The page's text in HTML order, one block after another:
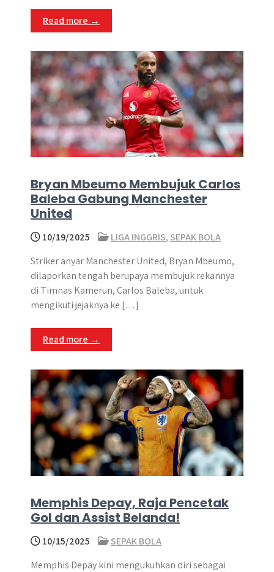
Read more →
Bryan Mbeumo Membujuk Carlos
Baleba Gabung Manchester
United
10/19/2025 LIGA INGGRIS, SEPAK BOLA
Striker anyar Manchester United, Bryan Mbeumo,
dilaporkan tengah berupaya membujuk rekannya
di Timnas Kamerun, Carlos Baleba, untuk
mengikuti jejaknya ke […]
Read more →
Memphis Depay, Raja Pencetak
Gol dan Assist Belanda!
10/15/2025
SEPAK BOLA
Memphis Depay kini mengukuhkan diri sebagai